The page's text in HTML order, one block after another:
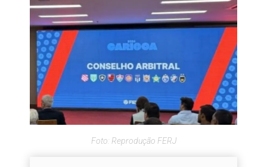
Foto: Reprodução FERJ